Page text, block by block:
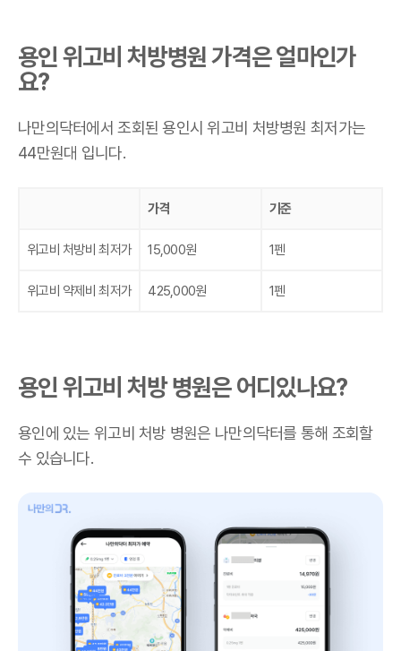
용인 위고비 처방병원 가격은 얼마인가
요?
나만의닥터에서 조회된 용인시 위고비 처방병원 최저가는
44만원대 입니다.
가격 기준
위고비 처방비 최저가 15,000원 1펜
위고비 약제비 최저가 425,000원 1펜
용인 위고비 처방 병원은 어디있나요?
용인에 있는 위고비 처방 병원은 나만의닥터를 통해 조회할
수 있습니다.